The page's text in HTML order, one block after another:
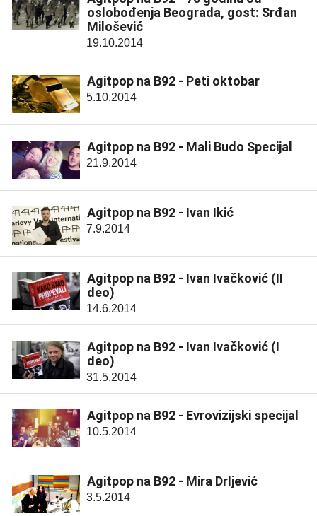
oslobođenja Beograda, gost: Srđan
Milošević
19.10.2014
Agitpop na B92 - Peti oktobar
5.10.2014
Agitpop na B92 - Mali Budo Specijal
21.9.2014
Agitpop na B92 - Ivan Ikić
7.9.2014
Agitpop na B92 - Ivan Ivačković (II
deo)
14.6.2014
Agitpop na B92 - Ivan Ivačković (I
deo)
31.5.2014
Agitpop na B92 - Evrovizijski specijal
10.5.2014
Agitpop na B92 - Mira Drljević
3.5.2014